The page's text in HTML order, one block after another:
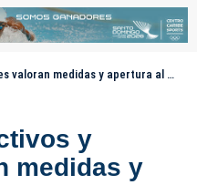
medidas y apertura al diálogo
y
medidas y